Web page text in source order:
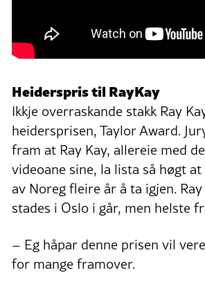
Heiderspris til RayKay
Ikkje overraskande stakk Ray
heidersprisen, Taylor Award.
fram at Ray Kay, allereie med
videoane sine, la lista så høgt
av Noreg fleire år å ta igjen.
stades i Oslo i går, men helste
– Eg håpar denne prisen vil
for mange framover.